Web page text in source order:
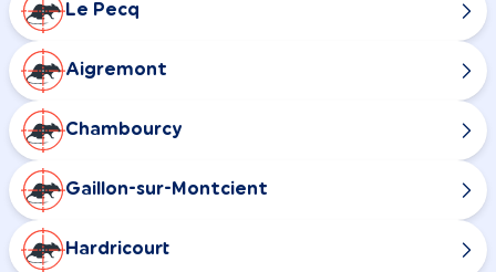
Le Pecq
Aigremont
Chambourcy
Gaillon-sur-Montcient
Hardricourt